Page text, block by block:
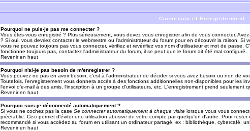
Connexion et Enregistrement
Pourquoi ne puis-je pas me connecter ?
Vous êtes-vous enregistré ? Plus sérieusement, vous devez vous enregistrer afin de vous connecter.
? Si oui, vous devriez contacter le webmestre ou l'administrateur du forum pour en découvrir la raison.
vous ne pouvez toujours pas vous connecter, vérifiez et revérifiez vos nom d'utilisateur et mot de passe.
fonctionne toujours pas, contactez l'administrateur du forum, il se peut que le forum ait été mal configuré.
Revenir en haut
Pourquoi n'ai-je pas besoin de m'enregistrer ?
Vous pouvez ne pas en avoir besoin, c'est à l'administrateur de décider si vous avez besoin ou non de
Toutefois, l'enregistrement vous donnera accès à des fonctions additionnelles non-disponibles pour les
l'envoi d'e-mail à des amis, l'inscription à un groupe d'utilisateurs, etc. L'enregistrement prend seulement
Revenir en haut
Pourquoi suis-je déconnecté automatiquement ?
Si vous ne cochez pas la case Se connecter automatiquement à chaque visite lorsque vous vous
préétablie. Ceci permet d'éviter une utilisation abusive de votre compte par quelqu'un d'autre. Pour
recommandé si vous accédez au forum en utilisant un ordinateur partagé, ex : bibliothèque, cybercafé,
Revenir en haut